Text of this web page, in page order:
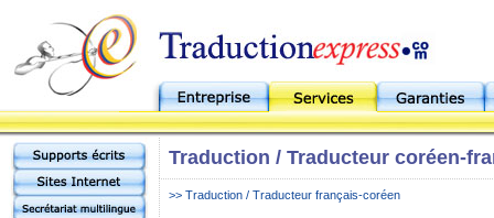
Traduction / Traducteur coréen-
>> Traduction / Traducteur français-coréen